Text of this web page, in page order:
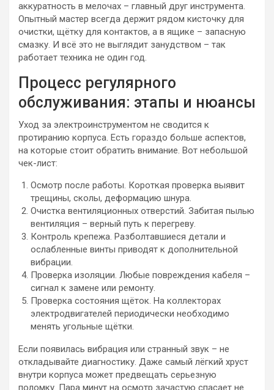
аккуратность в мелочах – главный друг инструмента.
Опытный мастер всегда держит рядом кисточку для
очистки, щётку для контактов, а в ящике – запасную
смазку. И всё это не выглядит занудством – так
работает техника не один год.
Процесс регулярного
обслуживания: этапы и нюансы
Уход за электроинструментом не сводится к
протиранию корпуса. Есть гораздо больше аспектов,
на которые стоит обратить внимание. Вот небольшой
чек-лист:
Осмотр после работы. Короткая проверка выявит
трещины, сколы, деформацию шнура.
Очистка вентиляционных отверстий. Забитая пылью
вентиляция – верный путь к перегреву.
Контроль крепежа. Разболтавшиеся детали и
ослабленные винты приводят к дополнительной
вибрации.
Проверка изоляции. Любые повреждения кабеля –
сигнал к замене или ремонту.
Проверка состояния щёток. На коллекторах
электродвигателей периодически необходимо
менять угольные щётки.
Если появилась вибрация или странный звук – не
откладывайте диагностику. Даже самый лёгкий хруст
внутри корпуса может предвещать серьезную
поломку. Пара минут на осмотр зачастую спасает не